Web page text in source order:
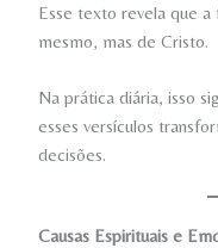
Esse texto revela que
mesmo, mas de Cristo.
Na prática diária, isso
esses versículos
decisões.
Causas Espirituais e